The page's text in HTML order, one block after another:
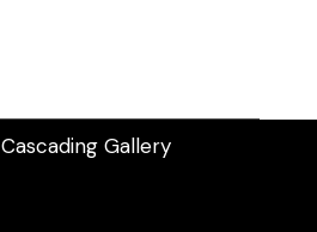
Cascading Gallery